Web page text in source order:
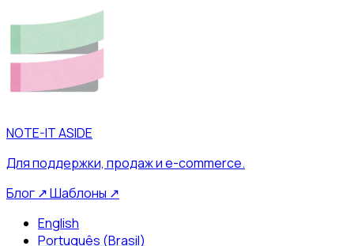
NOTE-IT ASIDE
Для поддержки, продаж и e-commerce.
Блог ↗Шаблоны ↗
English
Português (Brasil)